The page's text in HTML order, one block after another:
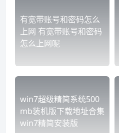
有宽带账号和密码怎么
上网 有宽带账号和密码
怎么上网呢
win7超级精简系统500
mb装机版下载地址合集
win7精简安装版